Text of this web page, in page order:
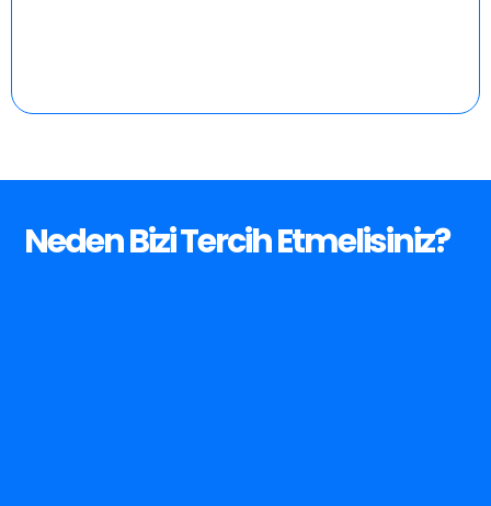
NedenBiziTercihEtmelisiniz?